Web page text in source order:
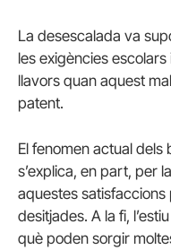
La desescalada va
les exigències escolars
llavors quan aquest
patent.
El fenomen actual dels
s’explica, en part, per
aquestes
desitjades. A la fi,
què poden sorgir